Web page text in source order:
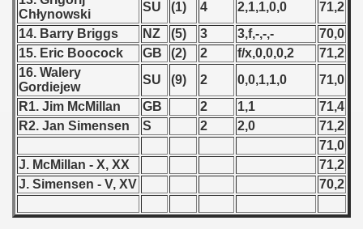
Chłynowski
SU (1) 4 2,1,1,0,0
71,2
14. Barry Briggs
NZ (5) 3 3,f,-,-,-
70,0
15. Eric Boocock
GB (2) 2 f/x,0,0,0,2
71,2
16. Walery
Gordiejew
SU (9) 2 0,0,1,1,0
71,0
R1. Jim McMillan
GB 2 1,1
71,4
R2. Jan Simensen
S 2 2,0
71,2
71,0
J. McMillan - X, XX
71,2
J. Simensen - V, XV
70,2
- 1952